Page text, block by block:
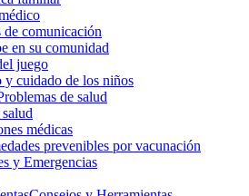
de comunicación
en su comunidad
juego
y cuidado de los niños
de salud
médicas
prevenibles por vacunación
y Emergencias